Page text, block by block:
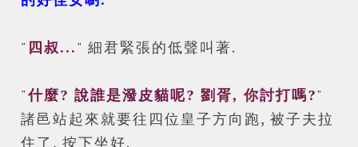
" 四叔..." 細君緊張的低聲叫著.
"什麼? 說誰是潑皮貓呢? 劉胥, 你討打嗎?"
諸邑站起來就要往四位皇子方向跑, 被子夫拉
住了, 按下坐好.